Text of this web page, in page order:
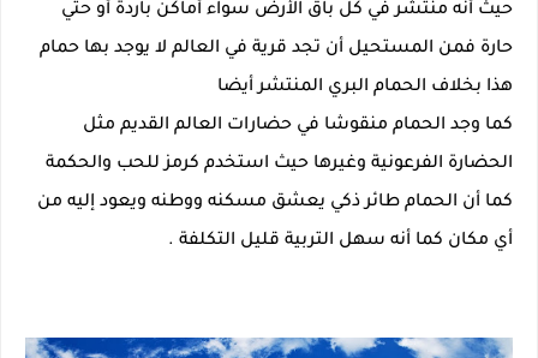
حيث أنه منتشر في كل باق الأرض سواء أماكن باردة أو حتي
حارة فمن المستحيل أن تجد قرية في العالم لا يوجد بها حمام
هذا بخلاف الحمام البري المنتشر أيضا
كما وجد الحمام منقوشا في حضارات العالم القديم مثل
الحضارة الفرعونية وغيرها حيث استخدم كرمز للحب والحكمة
كما أن الحمام طائر ذكي يعشق مسكنه ووطنه ويعود إليه من
أي مكان كما أنه سهل التربية قليل التكلفة .